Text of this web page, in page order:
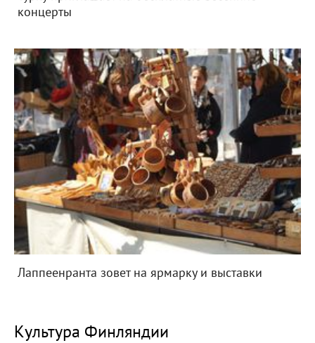
концерты
Лаппеенранта зовет на ярмарку и выставки
Культура Финляндии